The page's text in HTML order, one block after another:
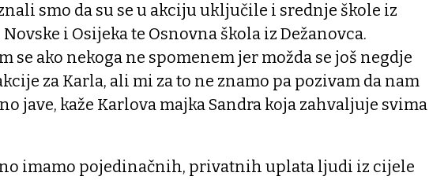
smo da su se u akciju uključile i srednje škole iz
i Osijeka te Osnovna škola iz Dežanovca.
se ako nekoga ne spomenem jer možda se još negdje
za Karla, ali mi za to ne znamo pa pozivam da nam
jave, kaže Karlova majka Sandra koja zahvaljuje svima
imamo pojedinačnih, privatnih uplata ljudi iz cijele